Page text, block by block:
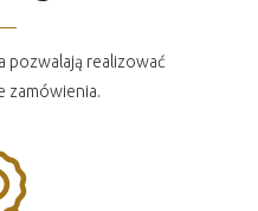
pozwalają realizować
zamówienia.